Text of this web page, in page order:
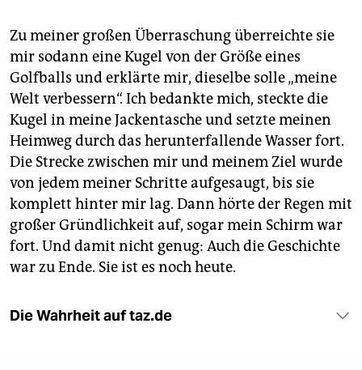
Zu meiner großen Überraschung überreichte sie
mir sodann eine Kugel von der Größe eines
Golfballs und erklärte mir, dieselbe solle „meine
Welt verbessern“. Ich bedankte mich, steckte die
Kugel in meine Jackentasche und setzte meinen
Heimweg durch das herunterfallende Wasser fort.
Die Strecke zwischen mir und meinem Ziel wurde
von jedem meiner Schritte aufgesaugt, bis sie
komplett hinter mir lag. Dann hörte der Regen mit
großer Gründlichkeit auf, sogar mein Schirm war
fort. Und damit nicht genug: Auch die Geschichte
war zu Ende. Sie ist es noch heute.
Die Wahrheit auf taz.de